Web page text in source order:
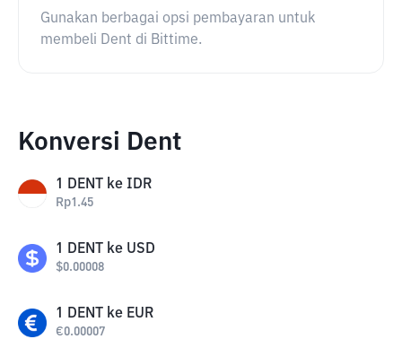
Gunakan berbagai opsi pembayaran untuk
membeli Dent di Bittime.
Konversi Dent
1 DENT ke IDR
Rp1.45
1 DENT ke USD
$0.00008
1 DENT ke EUR
€0.00007